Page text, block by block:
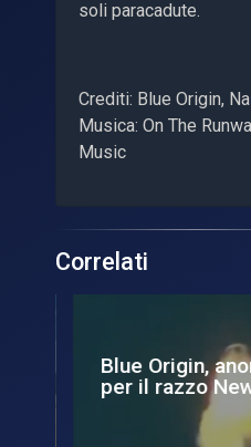
soli paracadute.
Crediti: Blue Origin,
Musica: On The
Music
Correlati
Blue Origin,
per il razzo